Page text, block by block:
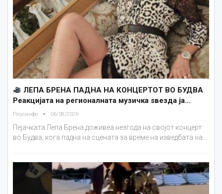
ЛЕПА БРЕНА ПАДНА НА КОНЦЕРТОТ ВО БУДВА
Реакцијата на регионалната музичка ѕвезда ја…
Плусинфо 06/08/2026
Пејачката Лепа Брена доживеа незгода на својот концерт
во Будва, кога падна на сцената за време на изведбата на…